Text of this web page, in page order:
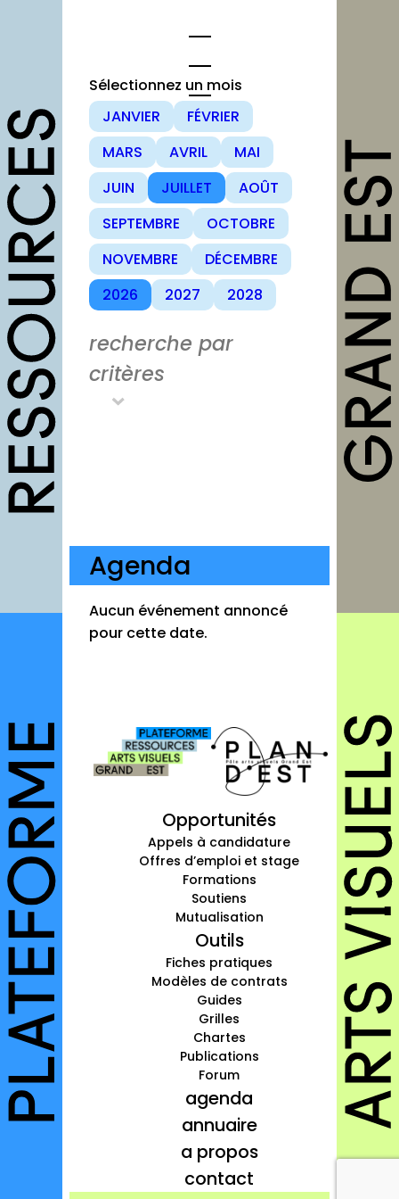
opportunités
Appels à candidature
Offres d’emploi et
stage
Formations
Soutiens
Mutualisation
Chartes
Publications
Forum
structures
autres annuaires
à propos
contact
Connexion
Inscription
Sélectionnez un mois
JANVIER
FÉVRIER
MARS
AVRIL
MAI
JUIN
JUILLET
AOÛT
SEPTEMBRE
OCTOBRE
NOVEMBRE
DÉCEMBRE
2026
2027 2028
recherche par
critères
Agenda
Aucun événement annoncé
pour cette date.
Opportunités
Appels à candidature
Offres d’emploi et stage
Formations
Soutiens
Mutualisation
Outils
Fiches pratiques
Modèles de contrats
Guides
Grilles
Chartes
Publications
Forum
agenda
annuaire
a propos
contact